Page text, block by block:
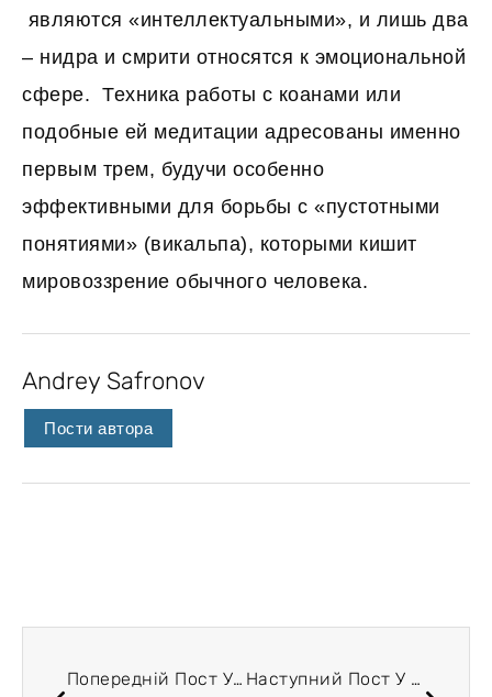
являются «интеллектуальными», и лишь два
– нидра и смрити относятся к эмоциональной
сфере. Техника работы с коанами или
подобные ей медитации адресованы именно
первым трем, будучи особенно
эффективными для борьбы с «пустотными
понятиями» (викальпа), которыми кишит
мировоззрение обычного человека.
Andrey Safronov
Пости автора
Попередній Пост У Блозі Наступний Пост У Блозі